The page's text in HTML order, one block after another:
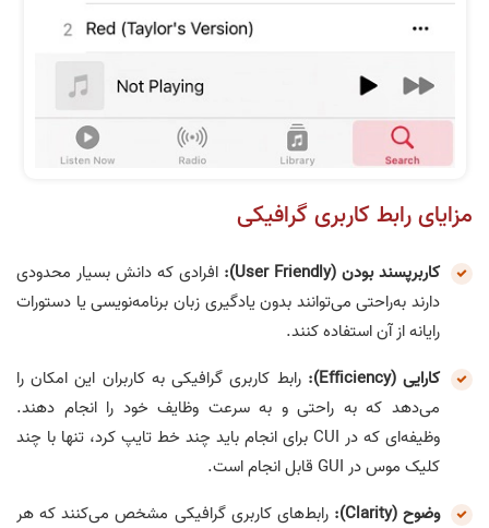
مزایای رابط کاربری گرافیکی
کاربرپسند بودن (User Friendly):
افرادی که دانش بسیار محدودی
دارند به‌راحتی می‌توانند بدون یادگیری زبان برنامه‌نویسی یا دستورات
رایانه از آن استفاده کنند.
کارایی (Efficiency):
رابط کاربری گرافیکی به کاربران این امکان را
می‌دهد که به راحتی و به سرعت وظایف خود را انجام دهند.
وظیفه‌ای که در CUI برای انجام باید چند خط تایپ کرد، تنها با چند
کلیک موس در GUI قابل انجام است.
وضوح (Clarity):
رابط‌های کاربری گرافیکی مشخص می‌کنند که هر